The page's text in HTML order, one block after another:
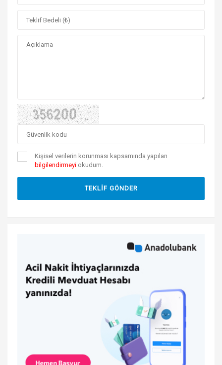
Kişisel verilerin korunması kapsamında yapılan
bilgilendirmeyi okudum.
TEKLİF GÖNDER